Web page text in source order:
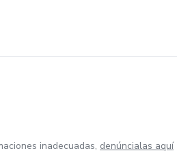
inadecuadas, denúncialas aquí